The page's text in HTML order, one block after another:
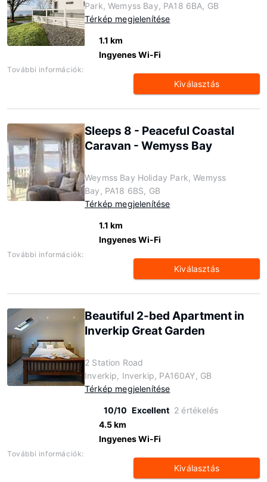
Park, Wemyss Bay, PA18 6BA, GB
Térkép megjelenítése
1.1 km
Ingyenes Wi-Fi
További információk:
Kiválasztás
Sleeps 8 - Peaceful Coastal
Caravan - Wemyss Bay
Weymss Bay Holiday Park, Wemyss
Bay, PA18 6BS, GB
Térkép megjelenítése
1.1 km
Ingyenes Wi-Fi
További információk:
Kiválasztás
Beautiful 2-bed Apartment in
Inverkip Great Garden
2 Station Road
Inverkip, Inverkip, PA160AY, GB
Térkép megjelenítése
10/10 Excellent 2 értékelés
4.5 km
Ingyenes Wi-Fi
További információk:
Kiválasztás